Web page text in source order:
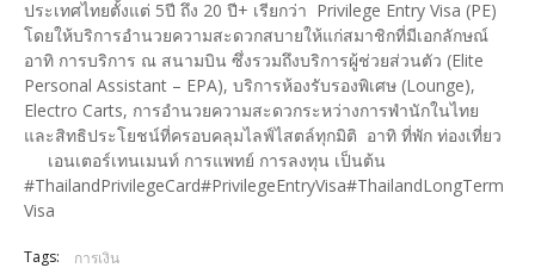
ประเทศไทยตั้งแต่ 5ปี ถึง 20 ปี+ เรียกว่า Privilege Entry Visa (PE)
โดยให้บริการอำนวยความสะดวกสบายให้แก่สมาชิกที่มีเอกลักษณ์
อาทิ การบริการ ณ สนามบิน ซึ่งรวมถึงบริการผู้ช่วยส่วนตัว (Elite
Personal Assistant – EPA), บริการห้องรับรองพิเศษ (Lounge),
Electro Carts, การอำนวยความสะดวกระหว่างการพำนักในไทย
และสิทธิประโยชน์ที่ครอบคลุมไลฟ์ไสตล์ทุกมิติ อาทิ ที่พัก ท่องเที่ยว
เอนเตอร์เทนเมนท์ การแพทย์ การลงทุน เป็นต้น
#ThailandPrivilegeCard#PrivilegeEntryVisa#ThailandLongTerm
Visa
Tags: การเงิน